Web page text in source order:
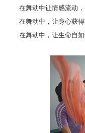
在舞动中让情感流动，
在舞动中，让身心获得
在舞动中，让生命自如